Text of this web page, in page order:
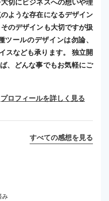
ような存在になるデザイン
のデザインも大切ですが扱
ールのデザインは勿論、
スなども承ります。 独立開
、どんな事でもお気軽にご
プロフィールを詳しく見る
すべての感想を見る
み